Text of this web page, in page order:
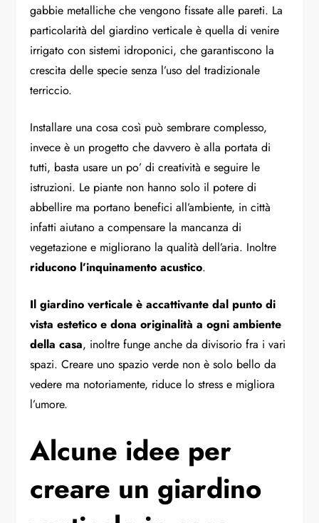
gabbie metalliche che vengono fissate alle pareti. La
particolarità del giardino verticale è quella di venire
irrigato con sistemi idroponici, che garantiscono la
crescita delle specie senza l’uso del tradizionale
terriccio.
Installare una cosa così può sembrare complesso,
invece è un progetto che davvero è alla portata di
tutti, basta usare un po’ di creatività e seguire le
istruzioni. Le piante non hanno solo il potere di
abbellire ma portano benefici all’ambiente, in città
infatti aiutano a compensare la mancanza di
vegetazione e migliorano la qualità dell’aria. Inoltre
riducono l’inquinamento acustico.
Il giardino verticale è accattivante dal punto di
vista estetico e dona originalità a ogni ambiente
della casa, inoltre funge anche da divisorio fra i vari
spazi. Creare uno spazio verde non è solo bello da
vedere ma notoriamente, riduce lo stress e migliora
l’umore.
Alcune idee per
creare un giardino